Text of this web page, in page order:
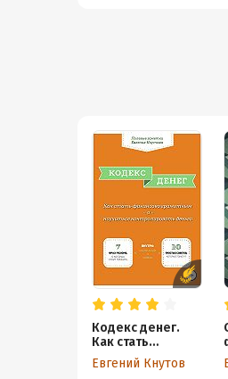
Кодекс денег.
Как стать
финансово
грамотным и
Евгений Кнутов